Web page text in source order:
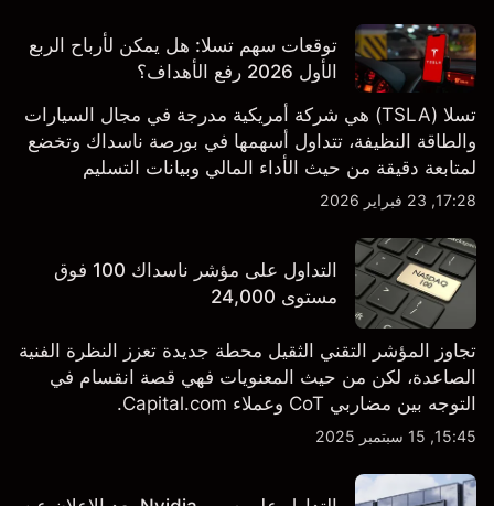
توقعات سهم تسلا: هل يمكن لأرباح الربع
الأول 2026 رفع الأهداف؟
تسلا (TSLA) هي شركة أمريكية مدرجة في مجال السيارات
والطاقة النظيفة، تتداول أسهمها في بورصة ناسداك وتخضع
لمتابعة دقيقة من حيث الأداء المالي وبيانات التسليم
والتطورات في التكنولوجيا والتصنيع. استكشف أهداف أسعار
17:28, 23 فبراير 2026
التداول على مؤشر ناسداك 100 فوق
مستوى 24,000
تجاوز المؤشر التقني الثقيل محطة جديدة تعزز النظرة الفنية
الصاعدة، لكن من حيث المعنويات فهي قصة انقسام في
التوجه بين مضاربي CoT وعملاء Capital.com.
15:45, 15 سبتمبر 2025